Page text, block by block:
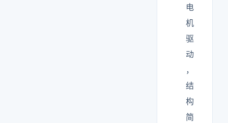
电
机
驱
动
，
结
构
简